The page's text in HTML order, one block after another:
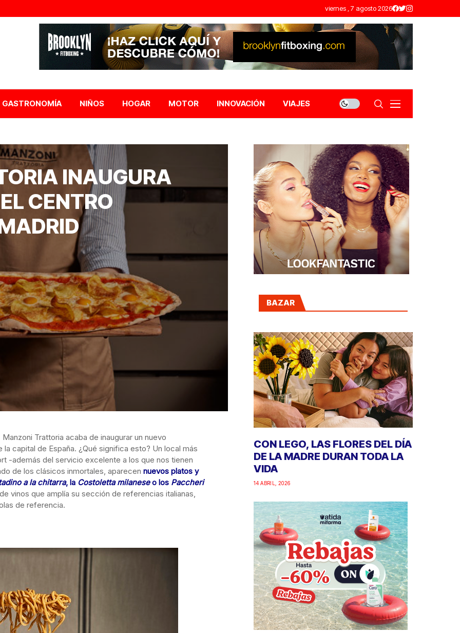
viernes , 7 agosto 2026
GASTRONOMÍA NIÑOS HOGAR MOTOR INNOVACIÓN VIAJES
INAUGURA
CENTRO
Trattoria acaba de inaugurar un nuevo
la capital de España. ¿Qué significa esto? Un local más
-además del servicio excelente a los que nos tienen
de los clásicos inmortales, aparecen nuevos platos y
a la chitarra, la Costoletta milaneseo los Paccheri
vinos que amplía su sección de referencias italianas,
de referencia.
BAZAR
CON LEGO, LAS FLORES DEL DÍA
DE LA MADRE DURAN TODA LA
VIDA
14 ABRIL, 2026